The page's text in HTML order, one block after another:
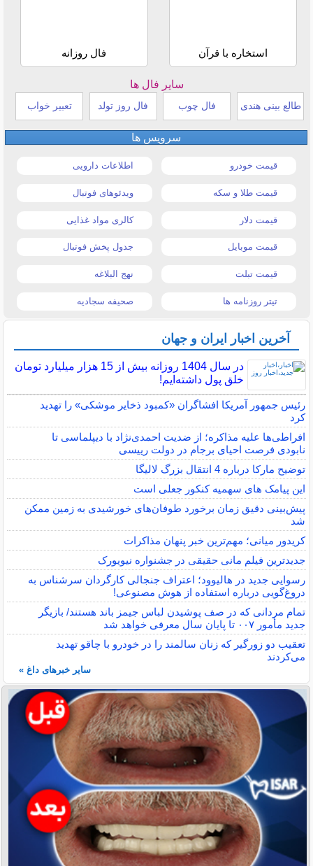
استخاره با قرآن فال روزانه
سایر فال ها
طالع بینی هندی فال چوب فال روز تولد تعبیر خواب
سرویس ها
قیمت خودرو اطلاعات دارویی
قیمت طلا و سکه ویدئوهای فوتبال
قیمت دلار کالری مواد غذایی
قیمت موبایل جدول پخش فوتبال
قیمت تبلت نهج البلاغه
تیتر روزنامه ها صحیفه سجادیه
آخرین اخبار ایران و جهان
در سال 1404 روزانه بیش از 15 هزار میلیارد تومان
خلق پول داشته‌ایم!
رئیس جمهور آمریکا افشاگران «کمبود ذخایر موشکی» را تهدید
کرد
افراطی‌ها علیه مذاکره؛ از ضدیت احمدی‌نژاد با دیپلماسی تا
نابودی فرصت احیای برجام در دولت رییسی
توضیح مارکا درباره 4 انتقال بزرگ لالیگا
این پیامک های سهمیه کنکور جعلی است
پیش‌بینی دقیق زمان برخورد طوفان‌های خورشیدی به زمین ممکن
شد
کریدور میانی؛ مهم‌ترین خبر پنهان مذاکرات
جدیدترین فیلم مانی حقیقی در جشنواره نیویورک
رسوایی جدید در هالیوود؛ اعتراف جنجالی کارگردان سرشناس به
دروغ‌گویی درباره استفاده از هوش مصنوعی!
تمام مردانی که در صف پوشیدن لباس جیمز باند هستند/ بازیگر
جدید مأمور ۰۰۷ تا پایان سال معرفی خواهد شد
تعقیب دو زورگیر که زنان سالمند را در خودرو با چاقو تهدید
می‌کردند
سایر خبرهای داغ »